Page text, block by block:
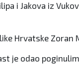
i Jakova iz
Hrvatske Zoran
je odao